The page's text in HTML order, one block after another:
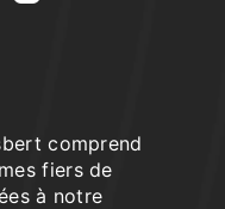
comprend
fiers de
à notre